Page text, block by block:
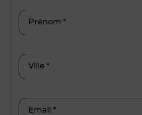
Prénom *
Ville *
Email *